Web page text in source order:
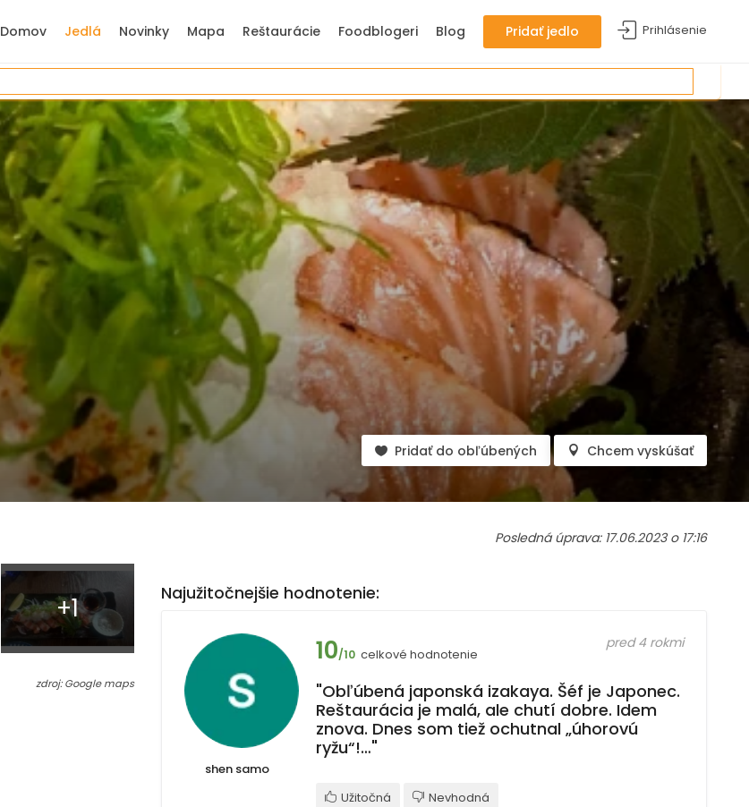
Prihlásenie
Domov Jedlá Novinky Mapa Reštaurácie Foodblogeri Blog Pridať jedlo
Pridať do obľúbených Chcem vyskúšať
+1
zdroj: Google maps
Posledná úprava: 17.06.2023 o 17:16
Najužitočnejšie hodnotenie:
shen samo
10/10 celkové hodnotenie
pred 4 rokmi
"Obľúbená japonská izakaya. Šéf je Japonec.
Reštaurácia je malá, ale chutí dobre. Idem
znova. Dnes som tiež ochutnal „úhorovú
ryžu“!…"
Užitočná Nevhodná